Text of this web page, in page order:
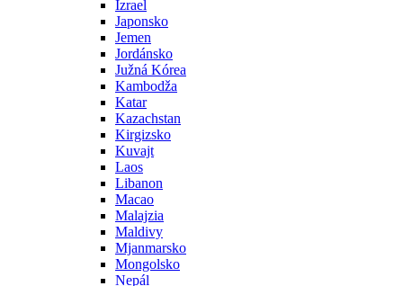
Izrael
Japonsko
Jemen
Jordánsko
Južná Kórea
Kambodža
Katar
Kazachstan
Kirgizsko
Kuvajt
Laos
Libanon
Macao
Malajzia
Maldivy
Mjanmarsko
Mongolsko
Nepál